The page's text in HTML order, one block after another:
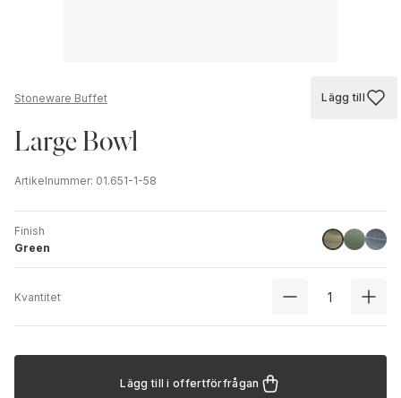
Stoneware Buffet Lägg till
Lägg till
Large Bowl
Artikelnummer: 01.651-1-58
Finish
Green
GreenStone
Blue
Kvantitet
Lägg till i offertförfrågan